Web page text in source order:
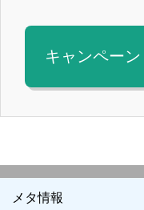
キャンペー
メタ情報